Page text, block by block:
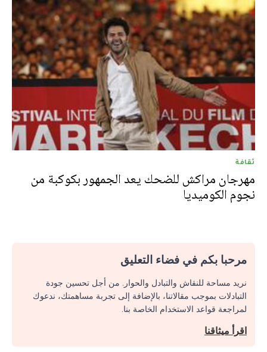
ثقافة
مهرجان مراكش للضحك يعد الجمهور بكوكبة من
نجوم الكوميديا
مرحبا بكم في فضاء التعليق
نريد مساحة للنقاش والتبادل والحوار. من أجل تحسين جودة
التبادلات بموجب مقالاتنا، بالإضافة إلى تجربة مساهمتك، ندعوك
لمراجعة قواعد الاستخدام الخاصة بنا.
اقرأ ميثاقنا